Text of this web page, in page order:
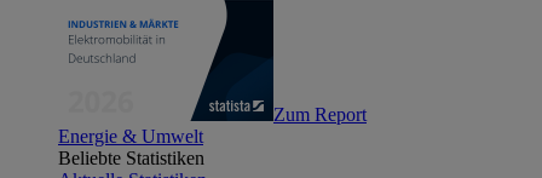
Zum Report
Energie & Umwelt
Beliebte Statistiken